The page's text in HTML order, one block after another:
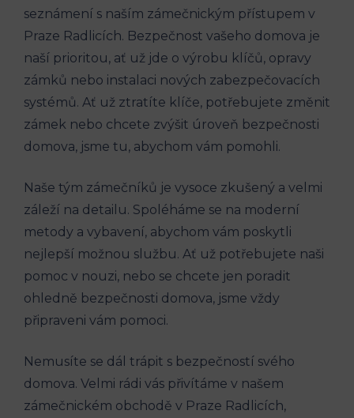
seznámení s naším zámečnickým přístupem v
Praze Radlicích. Bezpečnost vašeho domova je
naší prioritou, ať už jde o výrobu klíčů, opravy
zámků nebo instalaci nových zabezpečovacích
systémů. Ať už ztratíte klíče, potřebujete změnit
zámek nebo chcete zvýšit úroveň bezpečnosti
domova, jsme tu, abychom vám pomohli.
Naše tým zámečníků je vysoce zkušený a velmi
záleží na detailu. Spoléháme se na moderní
metody a vybavení, abychom vám poskytli
nejlepší možnou službu. Ať už potřebujete naši
pomoc v nouzi, nebo se chcete jen poradit
ohledně bezpečnosti domova, jsme vždy
připraveni vám pomoci.
Nemusíte se dál trápit s bezpečností svého
domova. Velmi rádi vás přivítáme v našem
zámečnickém obchodě v Praze Radlicích,